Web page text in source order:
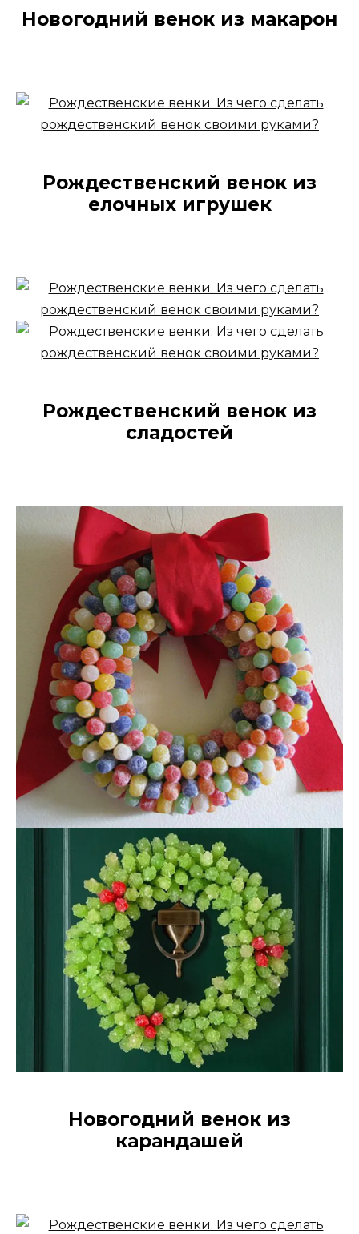
Новогодний венок из макарон
Рождественский венок из
елочных игрушек
Рождественский венок из
сладостей
Новогодний венок из
карандашей